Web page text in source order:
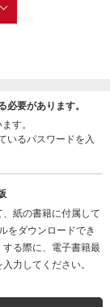
要があります。
す。
いるパスワードを入
紙の書籍に付属して
をダウンロードでき
する際に、電子書籍最
力してください。